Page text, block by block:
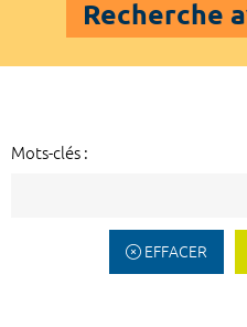
Recherche
Mots-clés :
EFFACER